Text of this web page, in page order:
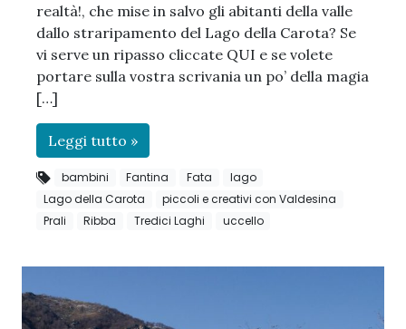
realtà!, che mise in salvo gli abitanti della valle
dallo straripamento del Lago della Carota? Se
vi serve un ripasso cliccate QUI e se volete
portare sulla vostra scrivania un po’ della magia
[…]
Leggi tutto »
bambini Fantina Fata
lago
Lago della Carota
piccoli e creativi con Valdesina
Prali
Ribba Tredici Laghi uccello